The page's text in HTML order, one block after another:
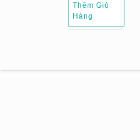
Thêm Giỏ
Hàng